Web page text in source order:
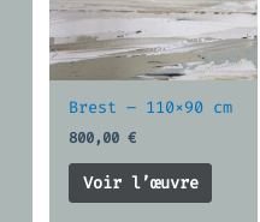
Brest – 110×90 cm
800,00€
Voir l’œuvre